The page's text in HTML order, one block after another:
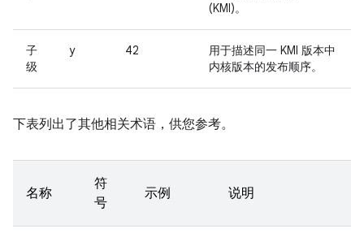
(KMI)。
子
级
y 42
用于描述同一 KMI 版本中
内核版本的发布顺序。
下表列出了其他相关术语，供您参考。
名称
符
号
示例 说明